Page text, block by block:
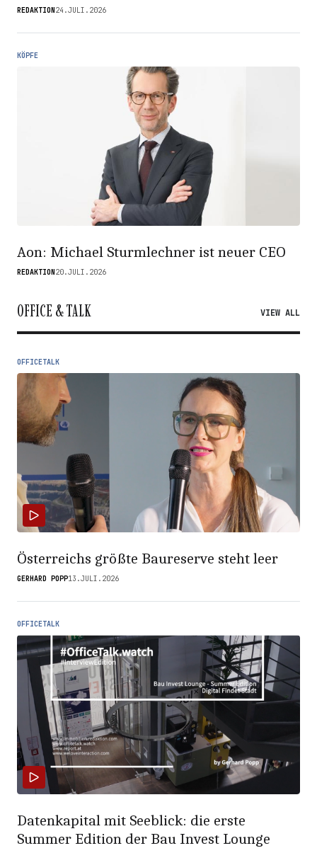
REDAKTION 24.JULI.2026
KÖPFE
Aon: Michael Sturmlechner ist neuer CEO
REDAKTION 20.JULI.2026
OFFICE & TALK VIEW ALL
OFFICETALK
Österreichs größte Baureserve steht leer
GERHARD POPP13.JULI.2026
OFFICETALK
Datenkapital mit Seeblick: die erste
Summer Edition der Bau Invest Lounge